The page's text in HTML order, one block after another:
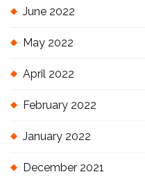
June 2022
May 2022
April 2022
February 2022
January 2022
December 2021